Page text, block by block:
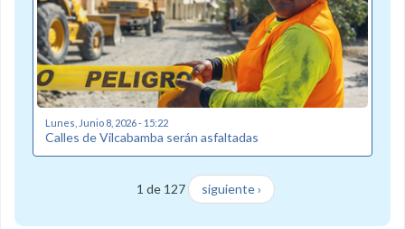
Lunes, Junio 8, 2026 - 15:22
Calles de Vilcabamba serán asfaltadas
1 de 127 siguiente ›